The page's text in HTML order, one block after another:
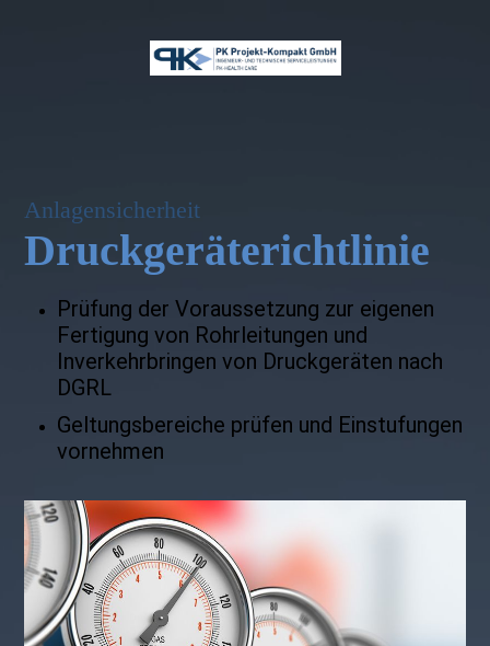
Anlagensicherheit
Druck­geräte­richtlinie
Prüfung der Voraussetzung zur eigenen
Fertigung von Rohr­leitungen und
Inverkehr­bringen von Druckgeräten nach
DGRL
Geltungsbereiche prüfen und Einstufungen
vornehmen